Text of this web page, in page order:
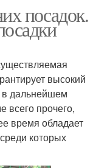
посадок.
высокий
в дальнейшем
всего прочего,
время обладает
которых